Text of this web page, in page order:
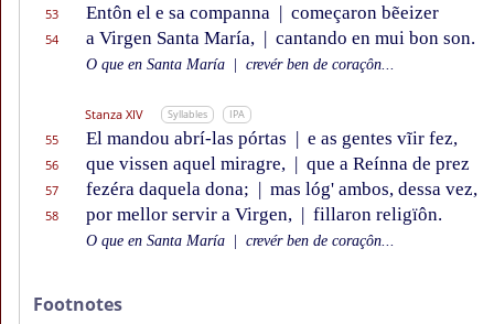
53 Entôn el e sa companna | começaron bẽeizer
54 a Virgen Santa María, | cantando en mui bon son.
O que en Santa María crevér ben de coraçôn...
Stanza XIV Syllables IPA
55 El mandou abrí-las pórtas | e as gentes vĩir fez,
56 que vissen aquel miragre, | que a Reínna de prez
57 fezéra daquela dona; | mas lóg' ambos, dessa vez,
58 por mellor servir a Virgen, | fillaron religïôn.
O que en Santa María crevér ben de coraçôn...
Footnotes